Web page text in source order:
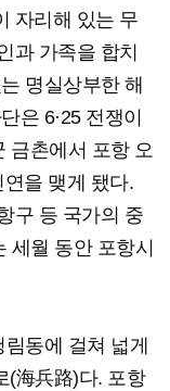
자리해 있는 무
과 가족을 합치
명실상부한 해
은 6·25 전쟁이
금촌에서 포항 오
을 맺게 됐다.
구 등 국가의 중
세월 동안 포항시
동에 걸쳐 넓게
(海兵路)다. 포항